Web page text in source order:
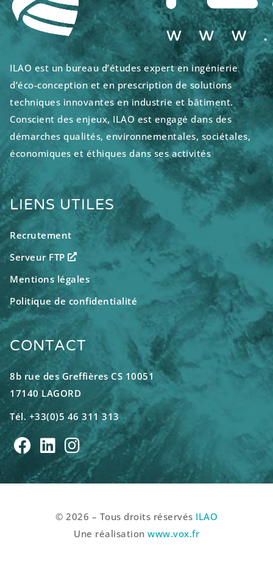
ILAO est un bureau d’études expert en ingénierie
d’éco-conception et en prescription de solutions
techniques innovantes en industrie et bâtiment.
Conscient des enjeux, ILAO est engagé dans des
démarches qualités, environnementales, sociétales,
économiques et éthiques dans ses activités
LIENS UTILES
Recrutement
Serveur FTP
Mentions légales
Politique de confidentialité
CONTACT
8b rue des Greffières CS 10051
17140 LAGORD
Tél. +33(0)5 46 311 313
© 2026 – Tous droits réservés ILAO
Une réalisation www.vox.fr